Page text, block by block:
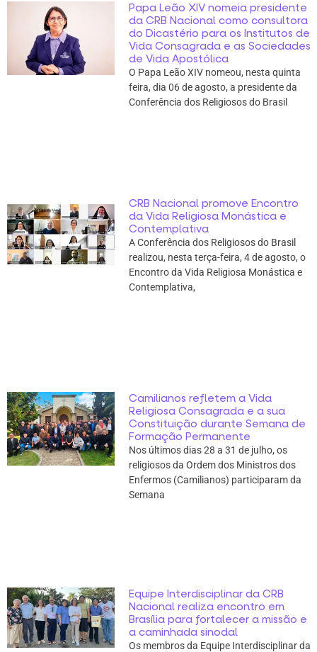
Papa Leão XIV nomeia presidente
da CRB Nacional como consultora
do Dicastério para os Institutos de
Vida Consagrada e as Sociedades
de Vida Apostólica
O Papa Leão XIV nomeou, nesta quinta
feira, dia 06 de agosto, a presidente da
Conferência dos Religiosos do Brasil
CRB Nacional promove Encontro
da Vida Religiosa Monástica e
Contemplativa
A Conferência dos Religiosos do Brasil
realizou, nesta terça-feira, 4 de agosto, o
Encontro da Vida Religiosa Monástica e
Contemplativa,
Camilianos refletem a Vida
Religiosa Consagrada e a sua
Constituição durante Semana de
Formação Permanente
Nos últimos dias 28 a 31 de julho, os
religiosos da Ordem dos Ministros dos
Enfermos (Camilianos) participaram da
Semana
Equipe Interdisciplinar da CRB
Nacional realiza encontro em
Brasília para fortalecer a missão e
a caminhada sinodal
Os membros da Equipe Interdisciplinar da